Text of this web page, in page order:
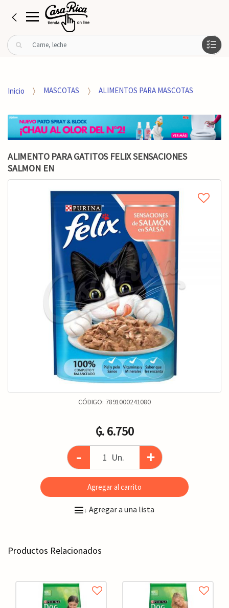
B
u
r
o
:
Inicio MASCOTAS ALIMENTOS PARA MASCOTAS
ALIMENTO PARA GATITOS FELIX SENSACIONES
SALMON EN
CÓDIGO: 7891000241080
₲. 6.750
- Un. +
Agregar al carrito
+Agregar a una lista
Productos Relacionados